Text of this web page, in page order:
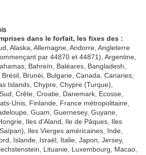
dans le forfait, les fixes des :
Alaska, Allemagne, Andorre, Angleterre
par 44870 et 44871), Argentine,
Bahreïn, Baléares, Bangladesh,
Brunéi, Bulgarie, Canada, Canaries,
Islands, Chypre, Chypre (Turque),
Crête, Croatie, Danemark, Ecosse,
Unis, Finlande, France métropolitaine,
Guam, Guernesey, Guyane,
Iles d'Aland, Ile de Pâques, Iles
Iles Vierges américaines, Inde,
Islande, Israël, Italie, Japon, Jersey,
Lituanie, Luxembourg, Macao,